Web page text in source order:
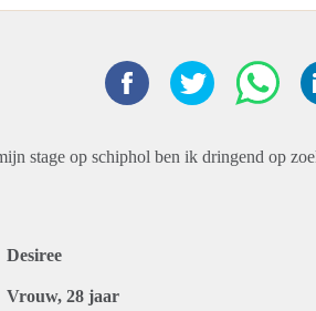
stage op schiphol ben ik dringend op
Desiree
Vrouw, 28 jaar